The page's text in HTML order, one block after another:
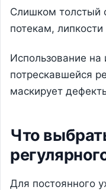
Слишком толстый
потекам,
Использование на
потрескавшейся
маскирует
Что
Для постоянного